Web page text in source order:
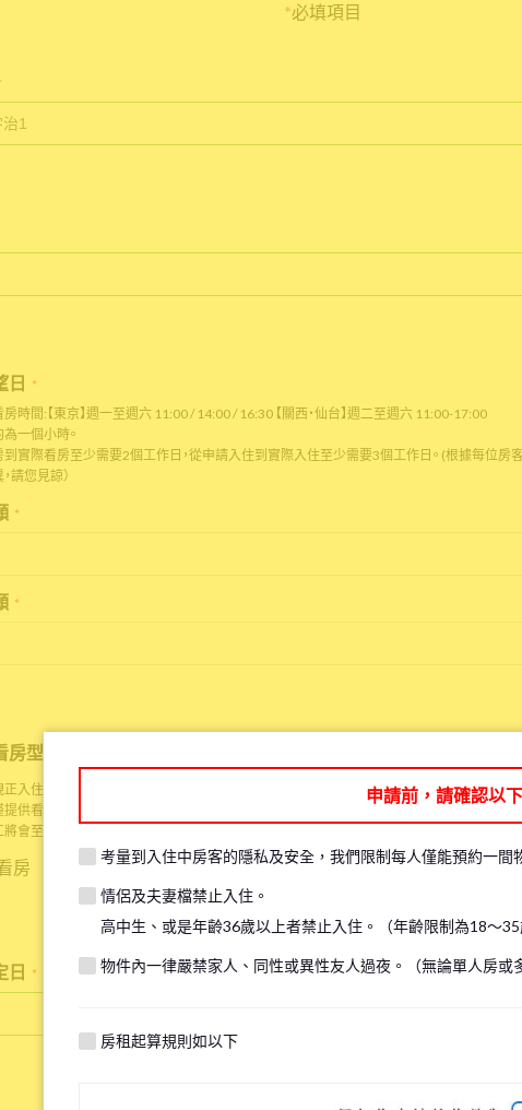
*必填項目
日
*
時間:【東京】週一至週六 11:00 / 14:00 / 16:30 【關西・仙台】週二至週六 11:00-17:00
一個小時。
實際看房至少需要2個工作日，從申請入住到實際入住至少需要3個工作日。 (根據每位房
請您見諒）
*
*
型態
入住房客的生活隱私，在某些情況下，可能無法進入房間內參觀。在這種情況下，我們僅能
供看房服務給人已身在日本的顧客，請見諒。（包含現場看房及線上看房）
會至物件現場與您以
房 線上看房
日 *
申請前，請確認以
考量到入住中房客的隱私及安全，我們限制每人僅能預約一間
情侶及夫妻檔禁止入住。
高中生、或是年齡36歲以上者禁止入住。（年齡限制為18～35
物件內一律嚴禁家人、同性或異性友人過夜。（無論單人房或
房租起算規則如以下